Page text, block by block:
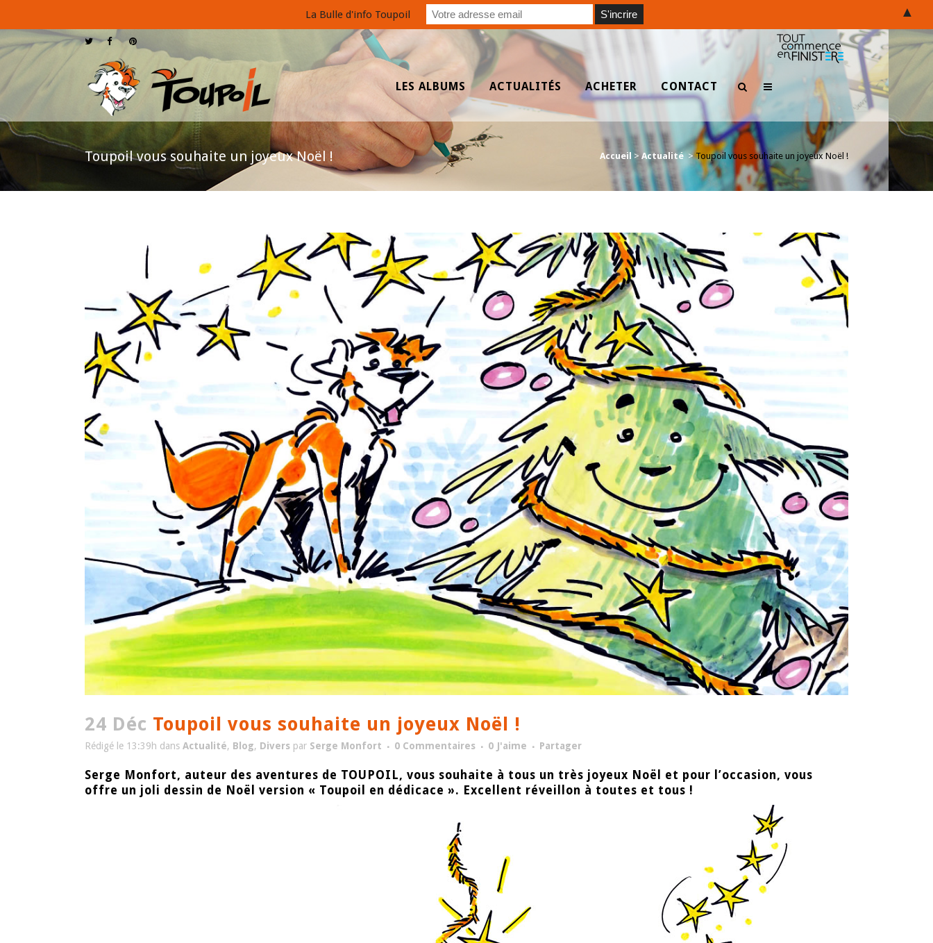
LES ALBUMS ACTUALITÉS ACHETER CONTACT
Toupoil vous souhaite un joyeux Noël ! Accueil >Actualité >Toupoil vous souhaite un joyeux Noël !
24 Déc Toupoil vous souhaite un joyeux Noël !
Rédigé le 13:39h dans Actualité, Blog, Divers par Serge Monfort 0 Commentaires 0 J'aime Partager
Serge Monfort, auteur des aventures de TOUPOIL, vous souhaite à tous un très joyeux Noël et pour l’occasion, vous
offre un joli dessin de Noël version « Toupoil en dédicace ». Excellent réveillon à toutes et tous !
La Bulle d'info Toupoil ▲